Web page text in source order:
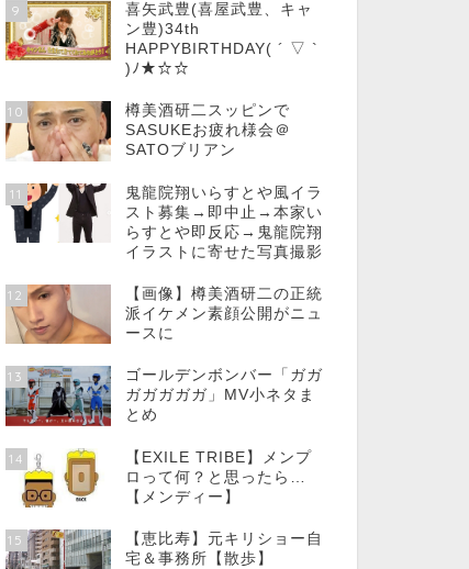
9
喜矢武豊(喜屋武豊、キャ
ン豊)34th
HAPPYBIRTHDAY( ´ ▽ `
)ﾉ★☆☆
10
樽美酒研二スッピンで
SASUKEお疲れ様会＠
SATOブリアン
11
鬼龍院翔いらすとや風イラ
スト募集→即中止→本家い
らすとや即反応→鬼龍院翔
イラストに寄せた写真撮影
12
【画像】樽美酒研二の正統
派イケメン素顔公開がニュ
ースに
13
ゴールデンボンバー「ガガ
ガガガガガ」MV小ネタま
とめ
14
【EXILE TRIBE】メンプ
ロって何？と思ったら…
【メンディー】
15
【恵比寿】元キリショー自
宅＆事務所【散歩】